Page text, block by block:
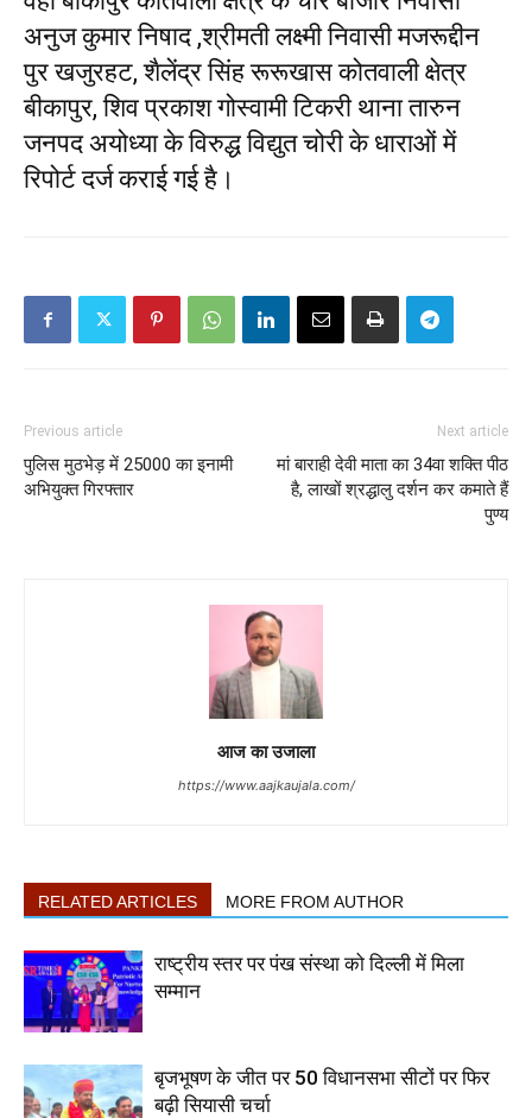
अनुज कुमार निषाद ,श्रीमती लक्ष्मी निवासी मजरूद्दीन
पुर खजुरहट, शैलेंद्र सिंह रूरूखास कोतवाली क्षेत्र
बीकापुर, शिव प्रकाश गोस्वामी टिकरी थाना तारुन
जनपद अयोध्या के विरुद्ध विद्युत चोरी के धाराओं में
रिपोर्ट दर्ज कराई गई है।
Previous article
पुलिस मुठभेड़ में 25000 का इनामी
अभियुक्त गिरफ्तार
Next article
मां बाराही देवी माता का 34वा शक्ति पीठ
है, लाखों श्रद्धालु दर्शन कर कमाते हैं
पुण्य
आज का उजाला
https://www.aajkaujala.com/
RELATED ARTICLES MORE FROM AUTHOR
राष्ट्रीय स्तर पर पंख संस्था को दिल्ली में मिला
सम्मान
बृजभूषण के जीत पर 50 विधानसभा सीटों पर फिर
बढ़ी सियासी चर्चा